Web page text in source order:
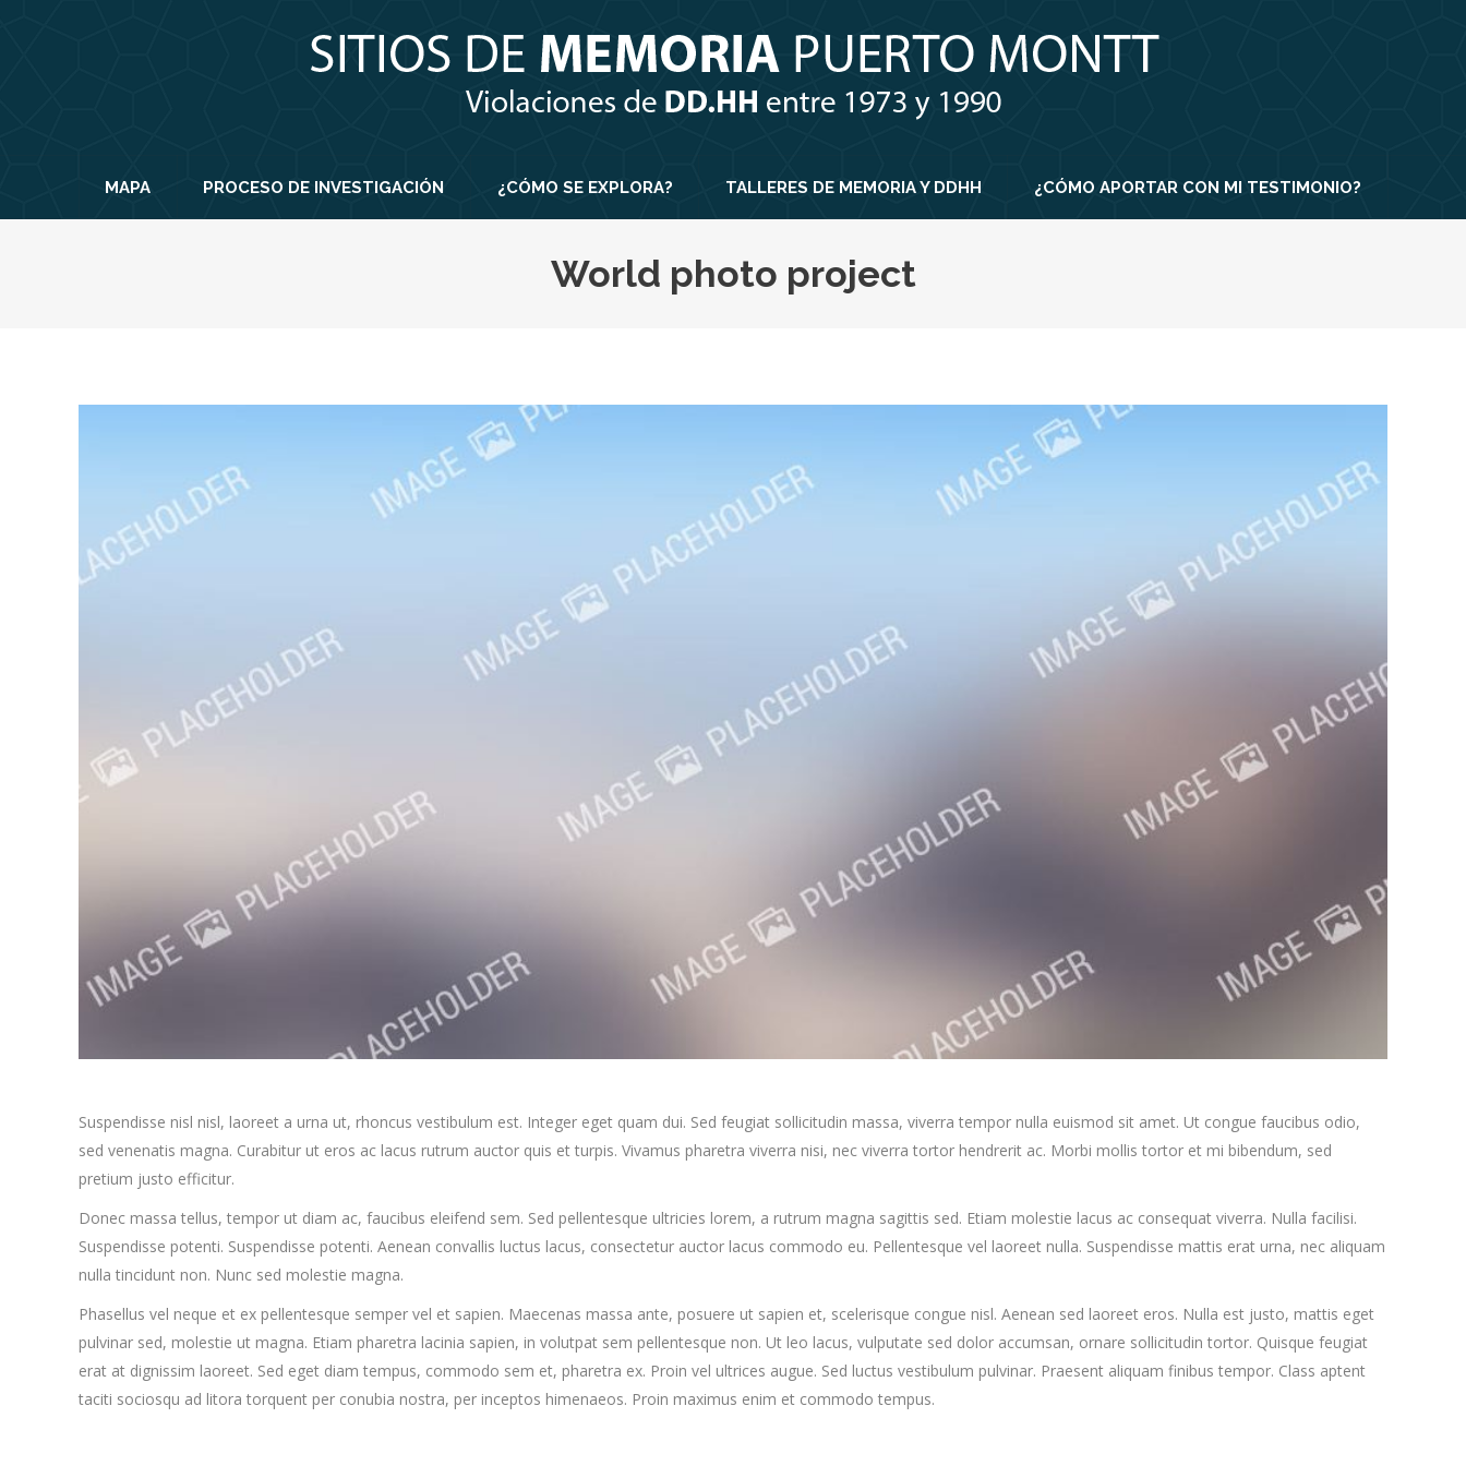
MAPA PROCESO DE INVESTIGACIÓN ¿CÓMO SE EXPLORA? TALLERES DE MEMORIA Y DDHH ¿CÓMO APORTAR CON MI TESTIMONIO?
World photo project
Suspendisse nisl nisl, laoreet a urna ut, rhoncus vestibulum est. Integer eget quam dui. Sed feugiat sollicitudin massa, viverra tempor nulla euismod sit amet. Ut congue faucibus odio,
sed venenatis magna. Curabitur ut eros ac lacus rutrum auctor quis et turpis. Vivamus pharetra viverra nisi, nec viverra tortor hendrerit ac. Morbi mollis tortor et mi bibendum, sed
pretium justo efficitur.
Donec massa tellus, tempor ut diam ac, faucibus eleifend sem. Sed pellentesque ultricies lorem, a rutrum magna sagittis sed. Etiam molestie lacus ac consequat viverra. Nulla facilisi.
Suspendisse potenti. Suspendisse potenti. Aenean convallis luctus lacus, consectetur auctor lacus commodo eu. Pellentesque vel laoreet nulla. Suspendisse mattis erat urna, nec aliquam
nulla tincidunt non. Nunc sed molestie magna.
Phasellus vel neque et ex pellentesque semper vel et sapien. Maecenas massa ante, posuere ut sapien et, scelerisque congue nisl. Aenean sed laoreet eros. Nulla est justo, mattis eget
pulvinar sed, molestie ut magna. Etiam pharetra lacinia sapien, in volutpat sem pellentesque non. Ut leo lacus, vulputate sed dolor accumsan, ornare sollicitudin tortor. Quisque feugiat
erat at dignissim laoreet. Sed eget diam tempus, commodo sem et, pharetra ex. Proin vel ultrices augue. Sed luctus vestibulum pulvinar. Praesent aliquam finibus tempor. Class aptent
taciti sociosqu ad litora torquent per conubia nostra, per inceptos himenaeos. Proin maximus enim et commodo tempus.